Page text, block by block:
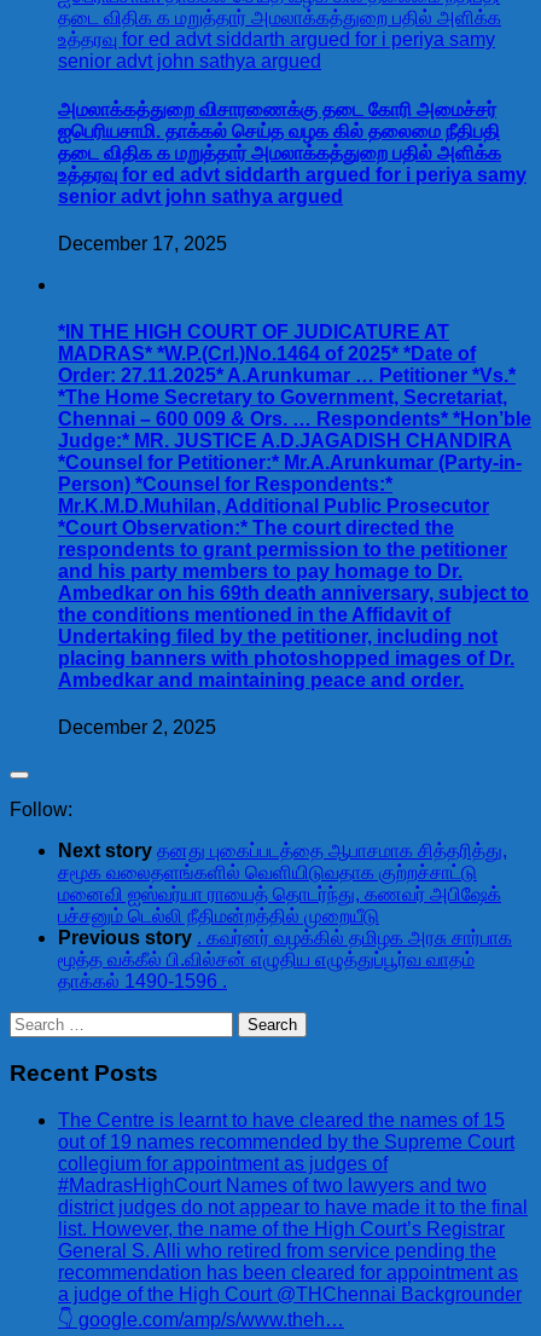
அமலாக்கத்துறை விசாரணைக்கு தடை கோரி அமைச்சர்
ஐபெரியசாமி. தாக்கல் செய்த வழக கில் தலைமை நீதிபதி
தடை விதிக க மறுத்தார் அமலாக்கத்துறை பதில் அளிக்க
உத்தரவு for ed advt siddarth argued for i periya samy
senior advt john sathya argued
December 17, 2025
*IN THE HIGH COURT OF JUDICATURE AT
MADRAS* *W.P.(Crl.)No.1464 of 2025* *Date of
Order: 27.11.2025* A.Arunkumar … Petitioner *Vs.*
*The Home Secretary to Government, Secretariat,
Chennai – 600 009 & Ors. … Respondents* *Hon’ble
Judge:* MR. JUSTICE A.D.JAGADISH CHANDIRA
*Counsel for Petitioner:* Mr.A.Arunkumar (Party-in-
Person) *Counsel for Respondents:*
Mr.K.M.D.Muhilan, Additional Public Prosecutor
*Court Observation:* The court directed the
respondents to grant permission to the petitioner
and his party members to pay homage to Dr.
Ambedkar on his 69th death anniversary, subject to
the conditions mentioned in the Affidavit of
Undertaking filed by the petitioner, including not
placing banners with photoshopped images of Dr.
Ambedkar and maintaining peace and order.
December 2, 2025
Follow:
Next story தனது புகைப்படத்தை ஆபாசமாக சித்தரித்து,
சமூக வலைதளங்களில் வெளியிடுவதாக குற்றச்சாட்டு
மனைவி ஐஸ்வர்யா ராயைத் தொடர்ந்து, கணவர் அபிஷேக்
பச்சனும் டெல்லி நீதிமன்றத்தில் முறையீடு
Previous story . கவர்னர் வழக்கில் தமிழக அரசு சார்பாக
மூத்த வக்கீல் பி.வில்சன் எழுதிய எழுத்துப்பூர்வ வாதம்
தாக்கல் 1490-1596 .
Search
for:
Recent Posts
The Centre is learnt to have cleared the names of 15
out of 19 names recommended by the Supreme Court
collegium for appointment as judges of
#MadrasHighCourt Names of two lawyers and two
district judges do not appear to have made it to the final
list. However, the name of the High Court’s Registrar
General S. Alli who retired from service pending the
recommendation has been cleared for appointment as
a judge of the High Court @THChennai Backgrounder
👇 google.com/amp/s/www.theh…